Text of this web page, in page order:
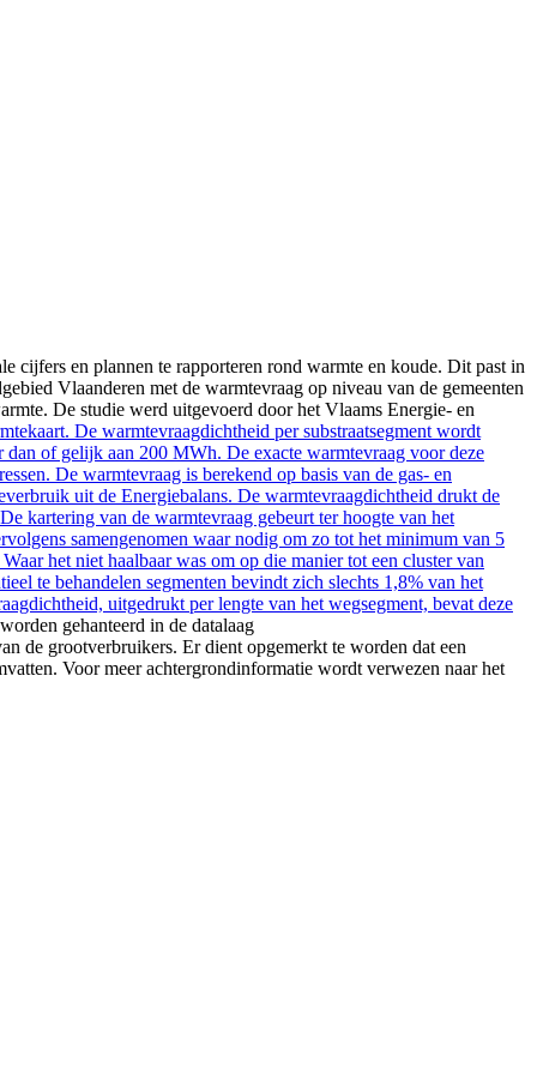
en plannen te rapporteren rond warmte en koude. Dit past in
Vlaanderen met de warmtevraag op niveau van de gemeenten
De studie werd uitgevoerd door het Vlaams Energie- en
De warmtevraagdichtheid per substraatsegment wordt
of gelijk aan 200 MWh. De exacte warmtevraag voor deze
De warmtevraag is berekend op basis van de gas- en
uit de Energiebalans. De warmtevraagdichtheid drukt de
kartering van de warmtevraag gebeurt ter hoogte van het
samengenomen waar nodig om zo tot het minimum van 5
het niet haalbaar was om op die manier tot een cluster van
te behandelen segmenten bevindt zich slechts 1,8% van het
uitgedrukt per lengte van het wegsegment, bevat deze
gehanteerd in de datalaag
de grootverbruikers. Er dient opgemerkt te worden dat een
Voor meer achtergrondinformatie wordt verwezen naar het